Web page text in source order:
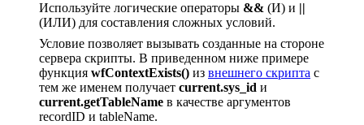
Используйте логические операторы && (И) и ||
(ИЛИ) для составления сложных условий.
Условие позволяет вызывать созданные на стороне
сервера скрипты. В приведенном ниже примере
функция wfContextExists() из внешнего скрипта с
тем же именем получает current.sys_id и
current.getTableName в качестве аргументов
recordID и tableName.